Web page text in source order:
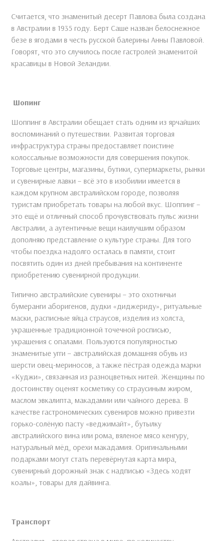
Считается, что знаменитый десерт Павлова была создана
в Австралии в 1935 году. Берт Саше назван белоснежное
безе в ягодами в честь русской балерины Анны Павловой.
Говорят, что это случилось после гастролей знаменитой
красавицы в Новой Зеландии.
Шопинг
Шоппинг в Австралии обещает стать одним из ярчайших
воспоминаний о путешествии. Развитая торговая
инфраструктура страны предоставляет поистине
колоссальные возможности для совершения покупок.
Торговые центры, магазины, бутики, супермаркеты, рынки
и сувенирные лавки – всё это в изобилии имеется в
каждом крупном австралийском городе, позволяя
туристам приобретать товары на любой вкус. Шоппинг –
это ещё и отличный способ прочувствовать пульс жизни
Австралии, а аутентичные вещи наилучшим образом
дополняю представление о культуре страны. Для того
чтобы поездка надолго осталась в памяти, стоит
посвятить один из дней пребывания на континенте
приобретению сувенирной продукции.
Типично австралийские сувениры – это охотничьи
бумеранги аборигенов, дудки «диджериду», ритуальные
маски, расписные яйца страусов, изделия из холста,
украшенные традиционной точечной росписью,
украшения с опалами. Пользуются популярностью
знаменитые угги – австралийская домашняя обувь из
шерсти овец-мериносов, а также пёстрая одежда марки
«Куджи», связанная из разноцветных нитей. Женщины по
достоинству оценят косметику со страусиным жиром,
маслом эвкалипта, макадамии или чайного дерева. В
качестве гастрономических сувениров можно привезти
горько-солёную пасту «веджимайт», бутылку
австралийского вина или рома, вяленое мясо кенгуру,
натуральный мёд, орехи макадамия. Оригинальными
подарками могут стать перевёрнутая карта мира,
сувенирный дорожный знак с надписью «Здесь ходят
коалы», товары для дайвинга.
Транспорт